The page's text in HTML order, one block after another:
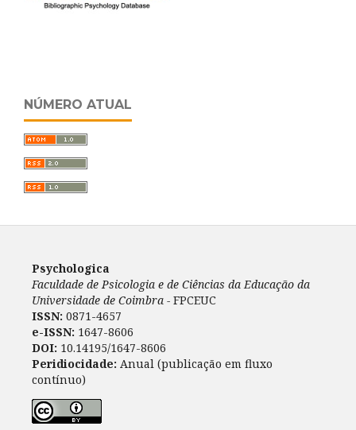
NÚMERO ATUAL
Psychologica
Faculdade de Psicologia e de Ciências da Educação da
Universidade de Coimbra - FPCEUC
ISSN: 0871-4657
e-ISSN: 1647-8606
DOI: 10.14195/1647-8606
Peridiocidade: Anual (publicação em fluxo
contínuo)